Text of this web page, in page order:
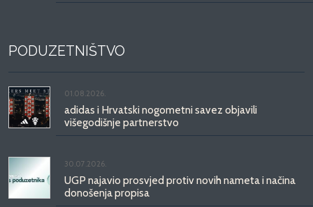
PODUZETNIŠTVO
01.08.2026.
adidas i Hrvatski nogometni savez objavili
višegodišnje partnerstvo
30.07.2026.
UGP najavio prosvjed protiv novih nameta i načina
donošenja propisa